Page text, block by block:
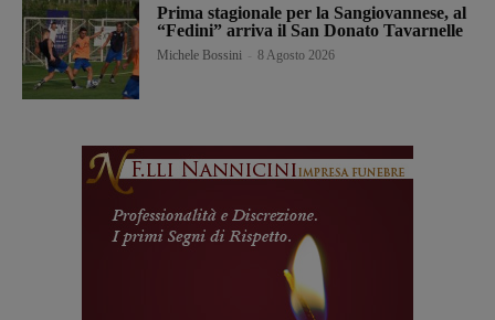
Prima stagionale per la Sangiovannese, al
“Fedini” arriva il San Donato Tavarnelle
Michele Bossini 8 Agosto 2026